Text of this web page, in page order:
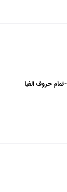
-تمام حروف الفبا